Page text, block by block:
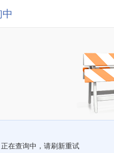
正在查询中，请刷新重试